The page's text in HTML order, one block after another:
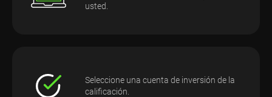
usted.
Seleccione una cuenta de inversión de la
calificación.